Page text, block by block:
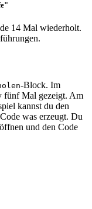
14 Mal wiederholt.
-Block. Im
fünf Mal gezeigt. Am
kannst du den
was erzeugt. Du
und den Code